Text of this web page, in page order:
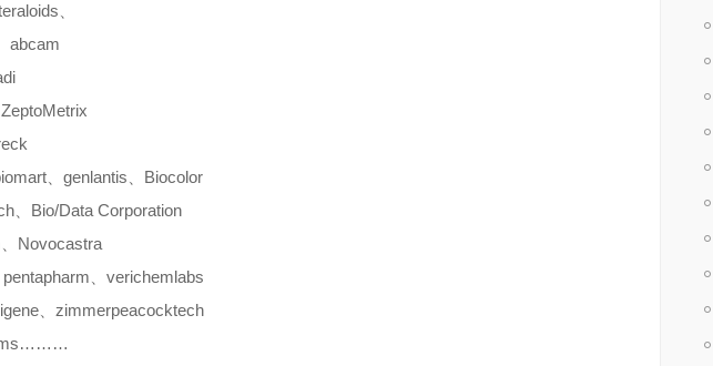
、abcam
ZeptoMetrix
、genlantis
Biocolor
Bio/Data Corporation
Novocastra
pentapharm 、verichemlabs
zimmerpeacocktech